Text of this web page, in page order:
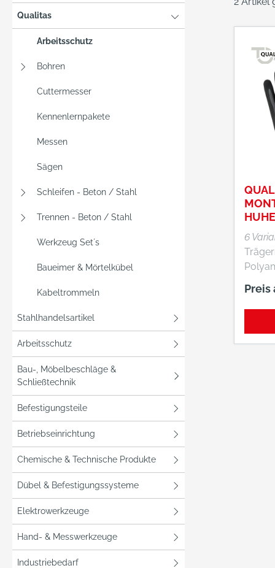
Qualitas
Arbeitsschutz
Bohren
Cuttermesser
Kennenlernpakete
Messen
Sägen
Schleifen - Beton / Stahl
Trennen - Beton / Stahl
Werkzeug Set´s
Baueimer & Mörtelkübel
Kabeltrommeln
Stahlhandelsartikel
Arbeitsschutz
Bau-, Möbelbeschläge &
Schließtechnik
Befestigungsteile
Betriebseinrichtung
Chemische & Technische Produkte
Dübel & Befestigungssysteme
Elektrowerkzeuge
Hand- & Messwerkzeuge
Industriebedarf
HUHE
6
%
Preis